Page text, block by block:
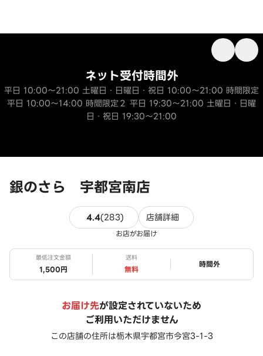
銀のさら 宇都宮南店
ネット受付時間外
平日 10:00～21:00 土曜日・日曜日・祝日 10:00～21:00 時間限定
平日 10:00～14:00 時間限定２ 平日 19:30～21:00 土曜日・日曜
日・祝日 19:30～21:00
4.4(283) 283件のレビュー
店舗詳細
お店がお届け
最低注文金額
1,500円
送料
無料 ステータス
時間外
お届け先が設定されていないため
ご利用いただけません
この店舗の住所は栃木県宇都宮市今宮3-1-3